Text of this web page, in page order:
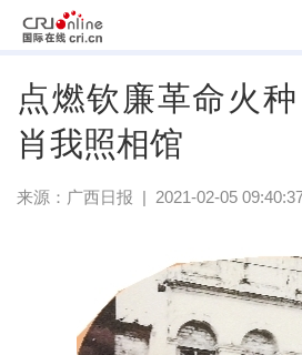
点燃钦廉革命火
肖我照相馆
来源： 广西日报 | 2021-02-05